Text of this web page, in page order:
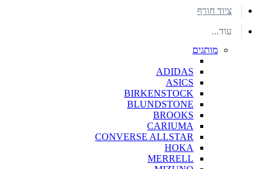
ציוד חורף
עוד...
מותגים
ADIDAS
ASICS
BIRKENSTOCK
BLUNDSTONE
BROOKS
CARIUMA
CONVERSE ALLSTAR
HOKA
MERRELL